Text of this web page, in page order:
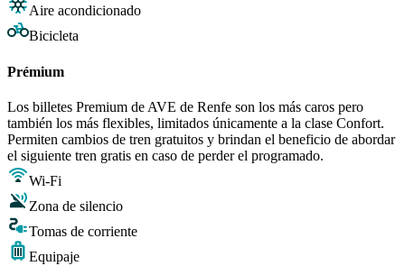
Aire acondicionado
Bicicleta
Prémium
Los billetes Premium de AVE de Renfe son los más caros pero
también los más flexibles, limitados únicamente a la clase Confort.
Permiten cambios de tren gratuitos y brindan el beneficio de abordar
el siguiente tren gratis en caso de perder el programado.
Wi-Fi
Zona de silencio
Tomas de corriente
Equipaje